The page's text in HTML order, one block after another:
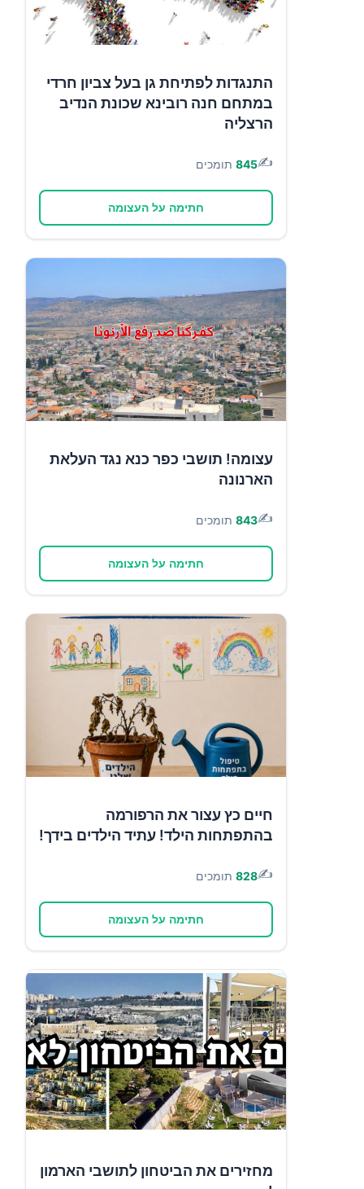
התנגדות לפתיחת גן בעל צביון חרדי
במתחם חנה רובינא שכונת הנדיב
הרצליה
✍️
845 תומכים
חתימה על העצומה
עצומה! תושבי כפר כנא נגד העלאת
הארנונה
✍️
843 תומכים
חתימה על העצומה
חיים כץ עצור את הרפורמה
בהתפתחות הילד! עתיד הילדים בידך!
✍️
828 תומכים
חתימה על העצומה
מחזירים את הביטחון לתושבי הארמון